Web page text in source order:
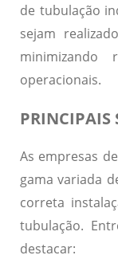
de tubulação
sejam
minimizando
operacionais.
PRINCIPAIS
As empresas
gama variada
correta
tubulação.
destacar: